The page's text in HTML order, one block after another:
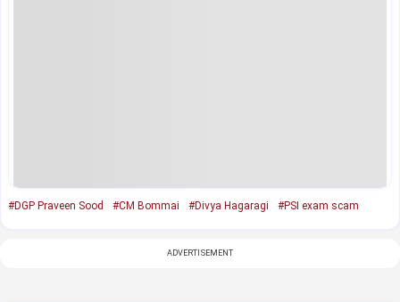
#DGP Praveen Sood #CM Bommai #Divya Hagaragi #PSI exam scam
ADVERTISEMENT